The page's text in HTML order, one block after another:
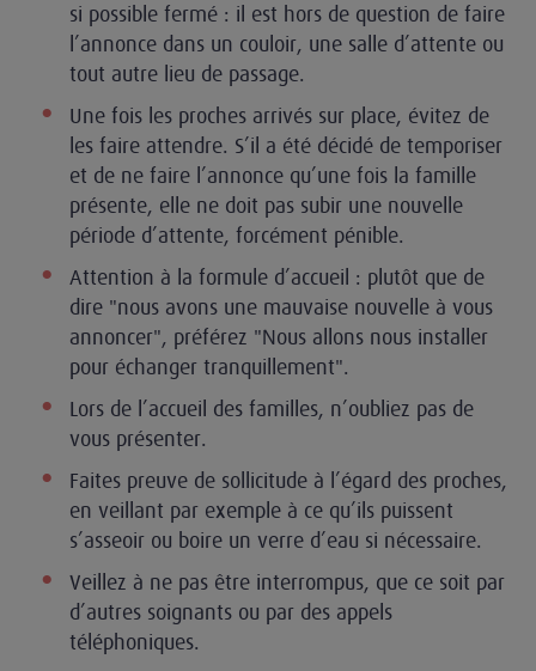
si possible fermé : il est hors de question de faire
l’annonce dans un couloir, une salle d’attente ou
tout autre lieu de passage.
Une fois les proches arrivés sur place, évitez de
les faire attendre. S’il a été décidé de temporiser
et de ne faire l’annonce qu’une fois la famille
présente, elle ne doit pas subir une nouvelle
période d’attente, forcément pénible.
Attention à la formule d’accueil : plutôt que de
dire "nous avons une mauvaise nouvelle à vous
annoncer", préférez "Nous allons nous installer
pour échanger tranquillement".
Lors de l’accueil des familles, n’oubliez pas de
vous présenter.
Faites preuve de sollicitude à l’égard des proches,
en veillant par exemple à ce qu’ils puissent
s’asseoir ou boire un verre d’eau si nécessaire.
Veillez à ne pas être interrompus, que ce soit par
d’autres soignants ou par des appels
téléphoniques.